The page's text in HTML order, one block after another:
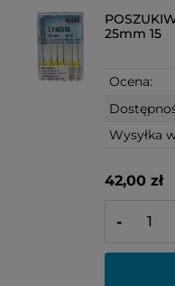
25mm 15
Ocena:
Wysyłka
42,00 zł
-